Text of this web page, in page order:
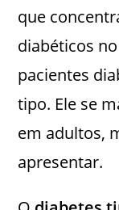
que
diabéticos
pacientes
tipo. Ele se
em adultos,
apresentar.